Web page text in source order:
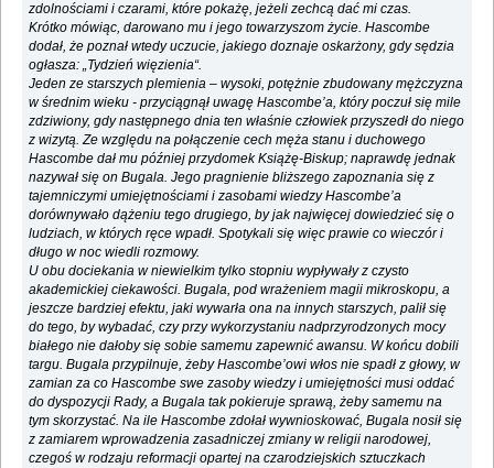
zdolnościami i czarami, które pokażę, jeżeli zechcą dać mi czas.
Krótko mówiąc, darowano mu i jego towarzyszom życie. Hascombe
dodał, że poznał wtedy uczucie, jakiego doznaje oskarżony, gdy sędzia
ogłasza: „Tydzień więzienia“.
Jeden ze starszych plemienia ‒ wysoki, potężnie zbudowany mężczyzna
w średnim wieku - przyciągnął uwagę Hascombe’a, który poczuł się mile
zdziwiony, gdy następnego dnia ten właśnie człowiek przyszedł do niego
z wizytą. Ze względu na połączenie cech męża stanu i duchowego
Hascombe dał mu później przydomek Książę-Biskup; naprawdę jednak
nazywał się on Bugala. Jego pragnienie bliższego zapoznania się z
tajemniczymi umiejętnościami i zasobami wiedzy Hascombe’a
dorównywało dążeniu tego drugiego, by jak najwięcej dowiedzieć się o
ludziach, w których ręce wpadł. Spotykali się więc prawie co wieczór i
długo w noc wiedli rozmowy.
U obu dociekania w niewielkim tylko stopniu wypływały z czysto
akademickiej ciekawości. Bugala, pod wrażeniem magii mikroskopu, a
jeszcze bardziej efektu, jaki wywarła ona na innych starszych, palił się
do tego, by wybadać, czy przy wykorzystaniu nadprzyrodzonych mocy
białego nie dałoby się sobie samemu zapewnić awansu. W końcu dobili
targu. Bugala przypilnuje, żeby Hascombe’owi włos nie spadł z głowy, w
zamian za co Hascombe swe zasoby wiedzy i umiejętności musi oddać
do dyspozycji Rady, a Bugala tak pokieruje sprawą, żeby samemu na
tym skorzystać. Na ile Hascombe zdołał wywnioskować, Bugala nosił się
z zamiarem wprowadzenia zasadniczej zmiany w religii narodowej,
czegoś w rodzaju reformacji opartej na czarodziejskich sztuczkach